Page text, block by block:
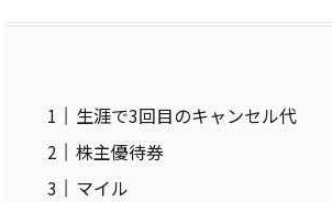
生涯で3回目のキャンセル代
株主優待券
マイル